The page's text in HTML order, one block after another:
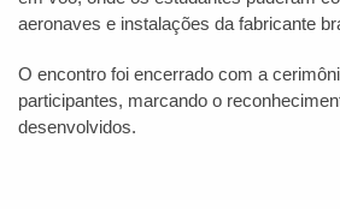
aeronaves e instalações da fabricante
O encontro foi encerrado com a
participantes, marcando o
desenvolvidos.